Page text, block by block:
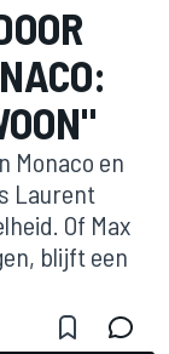
Monaco en
Laurent
Of Max
blijft een